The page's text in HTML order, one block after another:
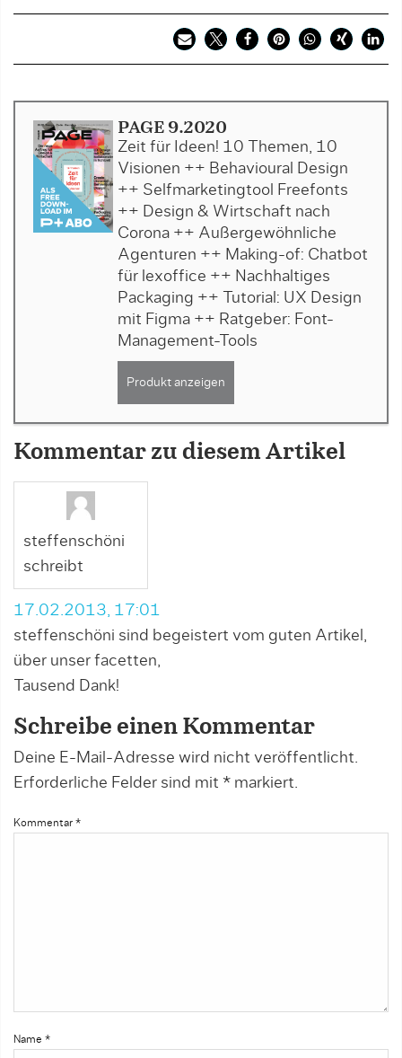
PAGE 9.2020
Zeit für Ideen! 10 Themen, 10
Visionen ++ Behavioural Design
++ Selfmarketingtool Freefonts
++ Design & Wirtschaft nach
Corona ++ Außergewöhnliche
Agenturen ++ Making-of: Chatbot
für lexoffice ++ Nachhaltiges
Packaging ++ Tutorial: UX Design
mit Figma ++ Ratgeber: Font-
Management-Tools
Produkt anzeigen
Kommentar zu diesem Artikel
steffenschöni
schreibt
17.02.2013, 17:01
steffenschöni sind begeistert vom guten Artikel,
über unser facetten,
Tausend Dank!
Schreibe einen Kommentar
Deine E-Mail-Adresse wird nicht veröffentlicht.
Erforderliche Felder sind mit * markiert.
Kommentar *
Name *